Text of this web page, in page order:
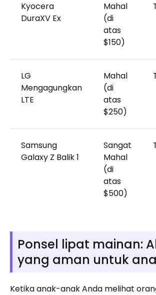
Kyocera
DuraXV Ex
Mahal
(di
atas
$150)
LG
Mengagungkan
LTE
Mahal
(di
atas
$250)
Samsung
Galaxy Z Balik 1
Sangat
Mahal
(di
atas
$500)
Ponsel lipat mainan:
yang aman untuk
Ketika anak-anak Anda melihat